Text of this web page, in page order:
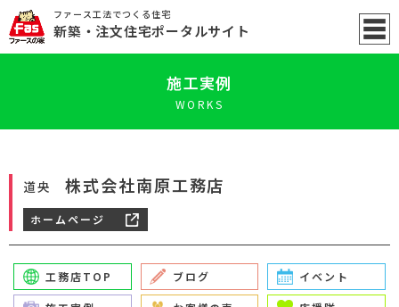
ファース工法でつくる住宅
新築 ・注文住宅ポータルサイト
施工実例
WORKS
道央 株式会社南原工務店
ホームページ
工務店TOP ブログ イベント